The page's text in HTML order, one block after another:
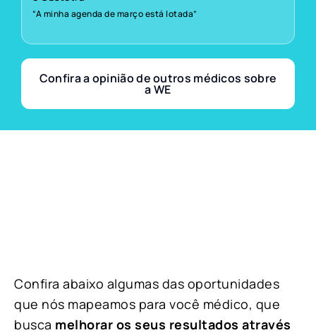
“A minha agenda de março está lotada”
Confira a opinião de outros médicos sobre
a WE
Confira abaixo algumas das oportunidades
que nós mapeamos para você médico, que
busca melhorar os seus resultados através